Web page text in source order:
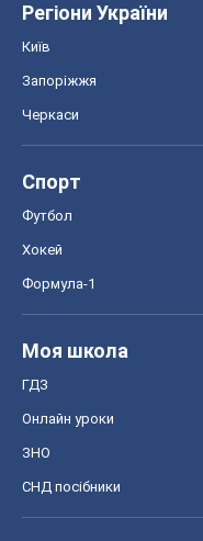
Регіони України
Київ
Запоріжжя
Черкаси
Спорт
Футбол
Хокей
Формула-1
Моя школа
ГДЗ
Онлайн уроки
ЗНО
СНД посібники